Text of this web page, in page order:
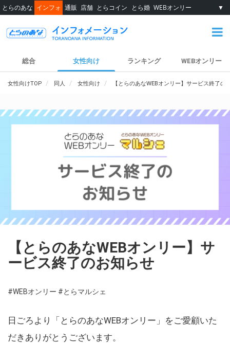
とらのあな インフォ 通販 店舗 とらコイン とら婚 WEBオンリー ▼
総合 女性向け ランキング WEBオンリー
女性向けTOP 同人 女性向け 【とらのあなWEBオンリー】サービス終了の
【とらのあなWEBオンリー】サ
ービス終了のお知らせ
#WEBオンリー #とらマルシェ
日ごろより「とらのあなWEBオンリー」をご愛顧いた
だきありがとうございます。